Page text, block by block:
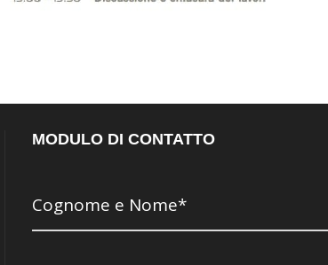
MODULO DI CONTATTO